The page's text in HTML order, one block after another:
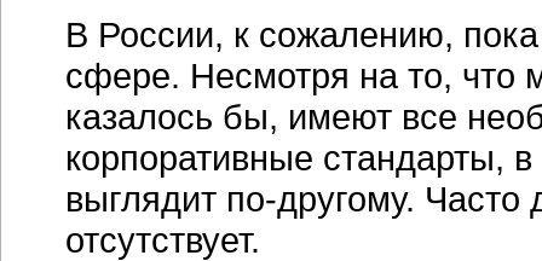
В России, к сожалению,
сфере. Несмотря на то, что
казалось бы, имеют все
корпоративные стандарты,
выглядит по-другому. Часто
отсутствует.